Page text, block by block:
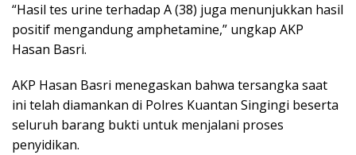
“Hasil tes urine terhadap A (38) juga menunjukkan hasil
positif mengandung amphetamine,” ungkap AKP
Hasan Basri.
AKP Hasan Basri menegaskan bahwa tersangka saat
ini telah diamankan di Polres Kuantan Singingi beserta
seluruh barang bukti untuk menjalani proses
penyidikan.